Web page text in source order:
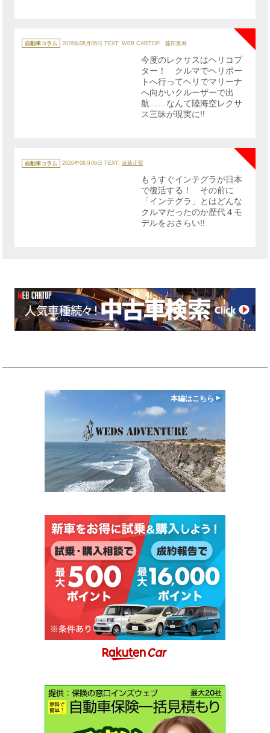
テ
ゴ
自動車コラム 2026年08月06日 TEXT: WEB CARTOP 藤田実寿
今度のレクサスはヘリコプ
ター！ クルマでヘリポー
トへ行ってヘリでマリーナ
へ向かいクルーザーで出
航……なんて陸海空レクサ
ス三昧が現実に!!
テ
ゴ
自動車コラム 2026年08月06日 TEXT: 遠藤正賢
もうすぐインテグラが日本
で復活する！ その前に
「インテグラ」とはどんな
クルマだったのか歴代４モ
デルをおさらい!!
本編はこちら